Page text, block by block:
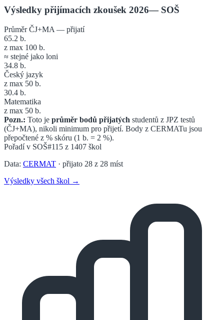
Výsledky přijímacích zkoušek 2026— SOŠ
Průměr ČJ+MA — přijatí
65.2 b.
z max 100 b.
≈ stejné jako loni
34.8 b.
Český jazyk
z max 50 b.
30.4 b.
Matematika
z max 50 b.
Pozn.: Toto je průměr bodů přijatých studentů z JPZ testů
(ČJ+MA), nikoli minimum pro přijetí. Body z CERMATu jsou
přepočtené z % skóru (1 b. = 2 %).
Pořadí v SOŠ#115 z 1407 škol
Data: CERMAT · přijato 28 z 28 míst
Výsledky všech škol →